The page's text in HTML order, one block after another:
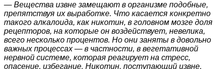
— Вещества извне замещают в организме подобные,
препятствуя их выработке. Что касается конкретно
такого алкалоида, как никотин, в головном мозге доля
рецепторов, на которые он воздействует, невелика,
всего несколько процентов. Но они заняты в довольно
важных процессах — в частности, в вегетативной
нервной системе, которая реагирует на стресс,
опасение, избегание. Никотин, поступающий извне,